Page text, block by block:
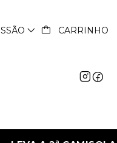
CARRINHO